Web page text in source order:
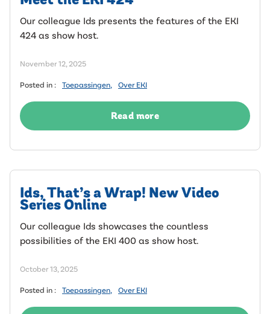
Our colleague Ids presents the features of the EKI
424 as show host.
November 12, 2025
Posted in : Toepassingen, Over EKI
Read more
Ids, That’s a Wrap! New Video
Series Online
Our colleague Ids showcases the countless
possibilities of the EKI 400 as show host.
October 13, 2025
Posted in : Toepassingen, Over EKI